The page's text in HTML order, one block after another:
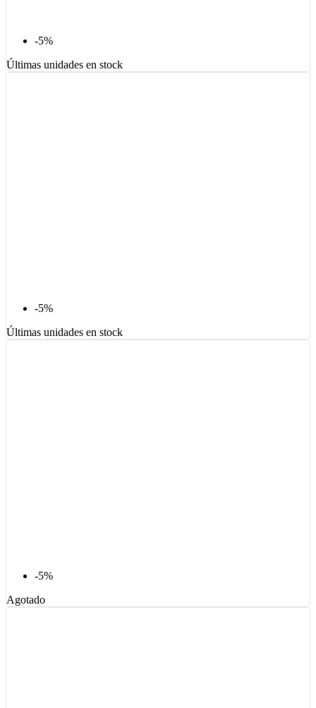
-5%
Últimas unidades en stock
-5%
Últimas unidades en stock
-5%
Agotado